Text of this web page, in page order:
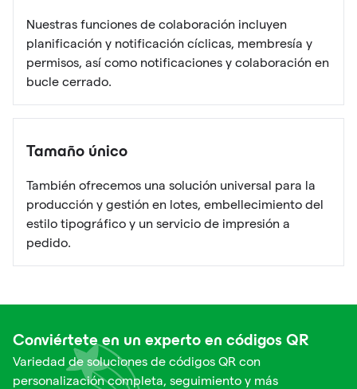
Nuestras funciones de colaboración incluyen
planificación y notificación cíclicas, membresía y
permisos, así como notificaciones y colaboración en
bucle cerrado.
Tamaño único
También ofrecemos una solución universal para la
producción y gestión en lotes, embellecimiento del
estilo tipográfico y un servicio de impresión a
pedido.
Conviértete en un experto en códigos QR
Variedad de soluciones de códigos QR con
personalización completa, seguimiento y más